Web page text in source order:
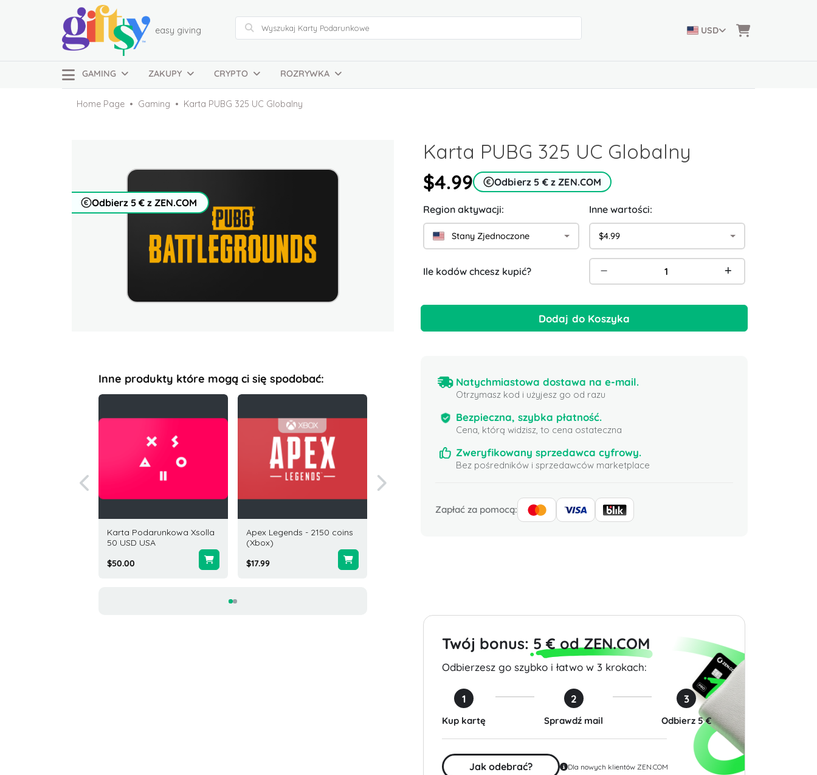
easy giving USD
GAMING ZAKUPY CRYPTO ROZRYWKA
Home Page Gaming Karta PUBG 325 UC Globalny
Odbierz 5 € z ZEN.COM
Karta PUBG 325 UC Globalny
$4.99
Odbierz 5 € z ZEN.COM
Region aktywacji:
Stany Zjednoczone
Inne wartości:
$4.99
Ile kodów chcesz kupić?
Dodaj do Koszyka
Inne produkty które mogą ci się spodobać:
Karta Podarunkowa Xsolla
50 USD USA
$50.00
Apex Legends - 2150 coins
(Xbox)
$17.99
Natychmiastowa dostawa na e-mail.
Otrzymasz kod i użyjesz go od razu
Bezpieczna, szybka płatność.
Cena, którą widzisz, to cena ostateczna
Zweryfikowany sprzedawca cyfrowy.
Bez pośredników i sprzedawców marketplace
Zapłać za pomocą:
Twój bonus: 5 € od ZEN.COM
Odbierzesz go szybko i łatwo w 3 krokach:
1
Kup kartę
2
Sprawdź mail
3
Odbierz 5 €
Jak odebrać? Dla nowych klientów ZEN.COM